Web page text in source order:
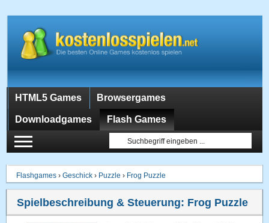
HTML5 Games Browsergames
Downloadgames Flash Games
Flashgames ›Geschick › Puzzle › Frog Puzzle
Spielbeschreibung & Steuerung: Frog Puzzle